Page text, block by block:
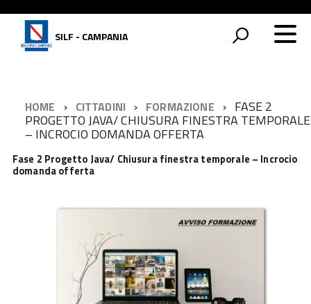
SILF - CAMPANIA
HOME CITTADINI FORMAZIONE FASE 2
PROGETTO JAVA/ CHIUSURA FINESTRA TEMPORALE
– INCROCIO DOMANDA OFFERTA
Fase 2 Progetto Java/ Chiusura finestra temporale – Incrocio
domanda offerta